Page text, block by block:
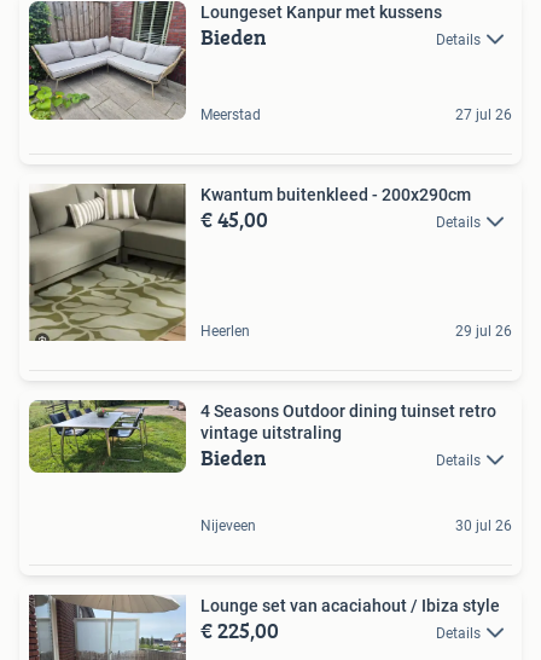
Loungeset Kanpur met kussens
Bieden Details
Meerstad 27 jul 26
Kwantum buitenkleed - 200x290cm
€ 45,00 Details
Heerlen 29 jul 26
4 Seasons Outdoor dining tuinset retro
vintage uitstraling
Bieden Details
Nijeveen 30 jul 26
Lounge set van acaciahout / Ibiza style
€ 225,00 Details